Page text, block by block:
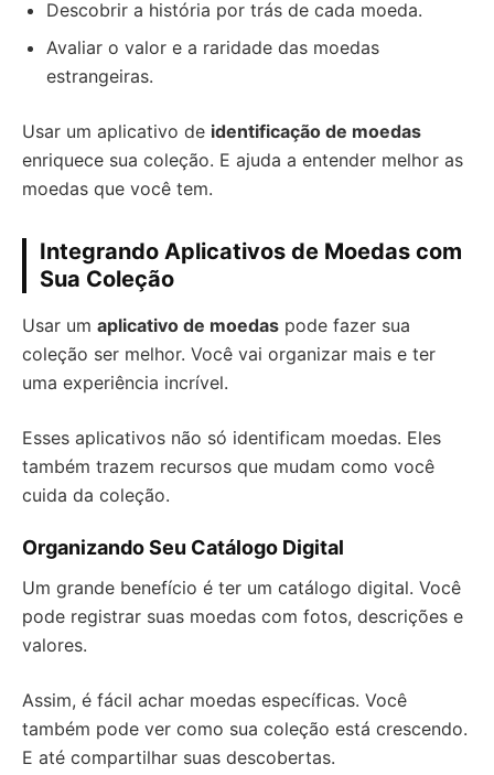
Descobrir a história por trás de cada moeda.
Avaliar o valor e a raridade das moedas
estrangeiras.
Usar um aplicativo de identificação de moedas
enriquece sua coleção. E ajuda a entender melhor as
moedas que você tem.
Integrando Aplicativos de Moedas com
Sua Coleção
Usar um aplicativo de moedas pode fazer sua
coleção ser melhor. Você vai organizar mais e ter
uma experiência incrível.
Esses aplicativos não só identificam moedas. Eles
também trazem recursos que mudam como você
cuida da coleção.
Organizando Seu Catálogo Digital
Um grande benefício é ter um catálogo digital. Você
pode registrar suas moedas com fotos, descrições e
valores.
Assim, é fácil achar moedas específicas. Você
também pode ver como sua coleção está crescendo.
E até compartilhar suas descobertas.